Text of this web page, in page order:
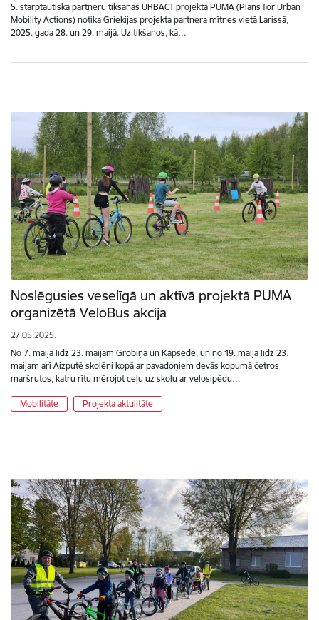
5. starptautiskā partneru tikšanās URBACT projektā PUMA (Plans for Urban
Mobility Actions) notika Grieķijas projekta partnera mītnes vietā Larissā,
2025. gada 28. un 29. maijā. Uz tikšanos, kā…
Noslēgusies veselīgā un aktīvā projektā PUMA
organizētā VeloBus akcija
27.05.2025.
No 7. maija līdz 23. maijam Grobiņā un Kapsēdē, un no 19. maija līdz 23.
maijam arī Aizputē skolēni kopā ar pavadoņiem devās kopumā četros
maršrutos, katru rītu mērojot ceļu uz skolu ar velosipēdu…
Mobilitāte Projekta aktulitāte